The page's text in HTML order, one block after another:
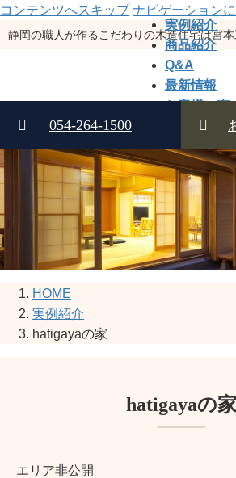
コンテンツへスキップ ナビゲーション
静岡の職人が作るこだわりの木造住宅は宮
実例紹介
商品紹介
Q&A
最新情報
お客様の声
054-264-1500
HOME
実例紹介
hatigayaの家
hatigayaの家
エリア非公開